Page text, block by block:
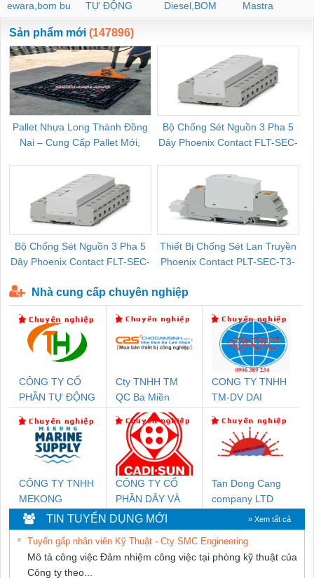
ewara,bom bu
ewara
TỰ ĐỘNG
Diesel,BOM
CHUA CHAY
Mastra
Sản phẩm mới (147896)
Pallet Nhựa Long Thành Đồng
Nai – Cung Cấp Pallet Mới,
Bộ Chống Sét Nguồn 3 Pha 5
Dây Phoenix Contact FLT-SEC-
Bộ Chống Sét Nguồn 3 Pha 5
Dây Phoenix Contact FLT-SEC-
Thiết Bị Chống Sét Lan Truyền
Phoenix Contact PLT-SEC-T3-
Nhà cung cấp chuyên nghiệp
CÔNG TY CỔ
PHẦN TỰ ĐỘNG
Cty TNHH TM
QC Ba Miền
CONG TY TNHH
TM-DV DAI
CÔNG TY TNHH
MEKONG
MARINE SUPPLY
CÔNG TY CỔ
PHẦN DÂY VÀ
CÁP ĐIỆN
THƯỢNG ĐÌNH
Tan Dong Cang
company LTD
TIN TUYỂN DỤNG MỚI » Xem tất cả
Tuyển gấp nhân viên Kỹ Thuật - Cty SMC Engineering
Mô tả công việc Đảm nhiệm công việc tại phòng kỹ thuật của
Công ty theo...